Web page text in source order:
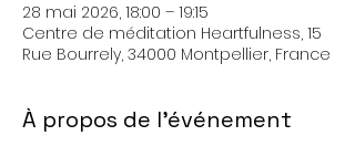
28 mai 2026, 18:00 – 19:15
Centre de méditation Heartfulness, 15
Rue Bourrely, 34000 Montpellier, France
À propos de l'événement